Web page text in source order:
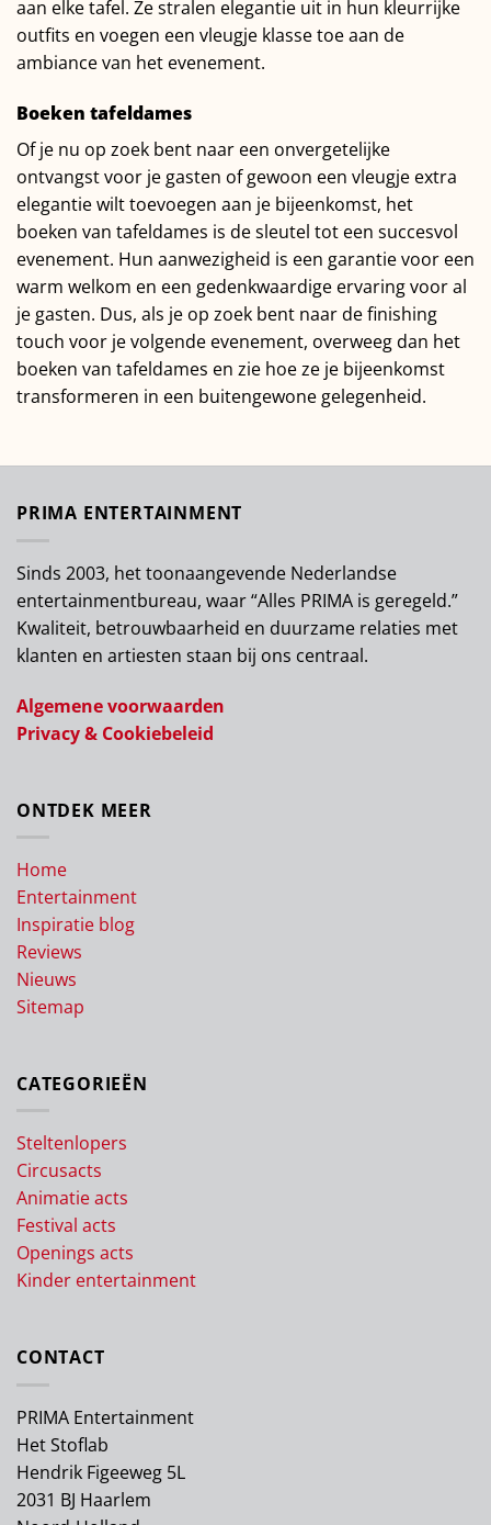
aan elke tafel. Ze stralen elegantie uit in hun kleurrijke
outfits en voegen een vleugje klasse toe aan de
ambiance van het evenement.
Boeken tafeldames
Of je nu op zoek bent naar een onvergetelijke
ontvangst voor je gasten of gewoon een vleugje extra
elegantie wilt toevoegen aan je bijeenkomst, het
boeken van tafeldames is de sleutel tot een succesvol
evenement. Hun aanwezigheid is een garantie voor een
warm welkom en een gedenkwaardige ervaring voor al
je gasten. Dus, als je op zoek bent naar de finishing
touch voor je volgende evenement, overweeg dan het
boeken van tafeldames en zie hoe ze je bijeenkomst
transformeren in een buitengewone gelegenheid.
PRIMA ENTERTAINMENT
Sinds 2003, het toonaangevende Nederlandse
entertainmentbureau, waar “Alles PRIMA is geregeld.”
Kwaliteit, betrouwbaarheid en duurzame relaties met
klanten en artiesten staan bij ons centraal.
Algemene voorwaarden
Privacy & Cookiebeleid
ONTDEK MEER
Home
Entertainment
Inspiratie blog
Reviews
Nieuws
Sitemap
CATEGORIEËN
Steltenlopers
Circusacts
Animatie acts
Festival acts
Openings acts
Kinder entertainment
CONTACT
PRIMA Entertainment
Het Stoflab
Hendrik Figeeweg 5L
2031 BJ Haarlem